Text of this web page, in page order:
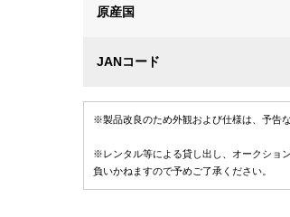
原産国
JANコード
※製品改良のため外観および仕様は、予告
※レンタル等による貸し出し、オークショ
負いかねますので予めご了承ください。